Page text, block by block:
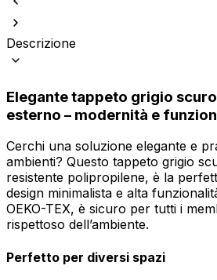
Descrizione
Elegante tappeto grigio
esterno – modernità e
Cerchi una soluzione elegante e
ambienti? Questo tappeto grigio
resistente polipropilene, è la
design minimalista e alta
OEKO-TEX, è sicuro per tutti i
rispettoso dell’ambiente.
Perfetto per diversi spazi